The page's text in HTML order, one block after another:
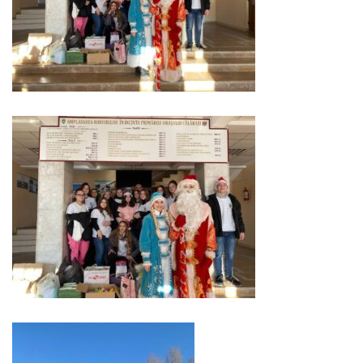
Serviciul
Juridic
în
Reglementarea
Regimului
Funciar
Serviciul
Relaţii
cu